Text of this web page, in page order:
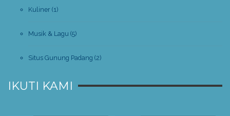
Kuliner (1)
Musik & Lagu (5)
Situs Gunung Padang (2)
IKUTI KAMI